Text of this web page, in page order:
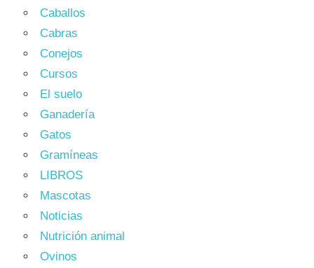
Caballos
Cabras
Conejos
Cursos
El suelo
Ganadería
Gatos
Gramíneas
LIBROS
Mascotas
Noticias
Nutrición animal
Ovinos